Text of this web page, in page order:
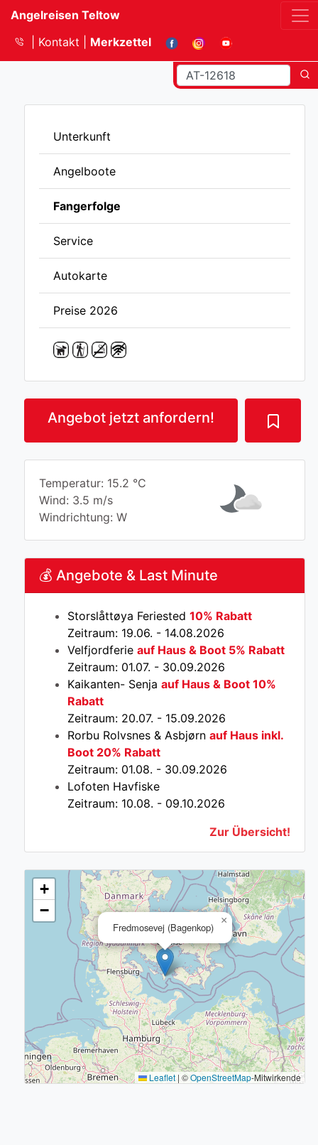
Angelreisen Teltow
Kontakt
Merkzettel
Unterkunft
Angelboote
Fangerfolge
Service
Autokarte
Preise 2026
Angebot jetzt anfordern!
Temperatur: 15.2 °C
Wind: 3.5 m/s
Windrichtung: W
💰 Angebote & Last Minute
Storslåttøya Feriested 10% Rabatt
Zeitraum: 19.06. - 14.08.2026
Velfjordferie auf Haus & Boot 5% Rabatt
Zeitraum: 01.07. - 30.09.2026
Kaikanten- Senja auf Haus & Boot 10%
Rabatt
Zeitraum: 20.07. - 15.09.2026
Rorbu Rolvsnes & Asbjørn auf Haus inkl.
Boot 20% Rabatt
Zeitraum: 01.08. - 30.09.2026
Lofoten Havfiske
Zeitraum: 10.08. - 09.10.2026
Zur Übersicht!
Fredmosevej (Bagenkop)
×
+
−
Leaflet | ©OpenStreetMap-Mitwirkende